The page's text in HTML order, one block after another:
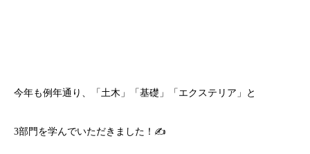
今年も例年通り、「土木」「基礎」「エクステリア」と
3部門を学んでいただきました！✍